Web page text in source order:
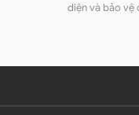
diện và bảo vệ